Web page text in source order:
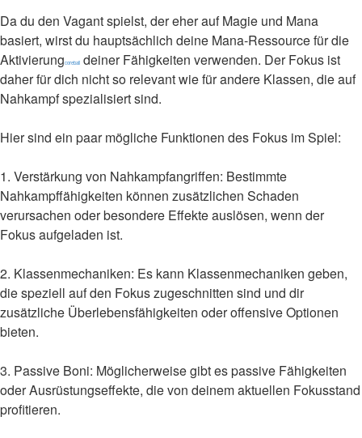
Da du den Vagant spielst, der eher auf Magie und Mana
basiert, wirst du hauptsächlich deine Mana-Ressource für die
Aktivierungcoreball deiner Fähigkeiten verwenden. Der Fokus ist
daher für dich nicht so relevant wie für andere Klassen, die auf
Nahkampf spezialisiert sind.
Hier sind ein paar mögliche Funktionen des Fokus im Spiel:
1. Verstärkung von Nahkampfangriffen: Bestimmte
Nahkampffähigkeiten können zusätzlichen Schaden
verursachen oder besondere Effekte auslösen, wenn der
Fokus aufgeladen ist.
2. Klassenmechaniken: Es kann Klassenmechaniken geben,
die speziell auf den Fokus zugeschnitten sind und dir
zusätzliche Überlebensfähigkeiten oder offensive Optionen
bieten.
3. Passive Boni: Möglicherweise gibt es passive Fähigkeiten
oder Ausrüstungseffekte, die von deinem aktuellen Fokusstand
profitieren.